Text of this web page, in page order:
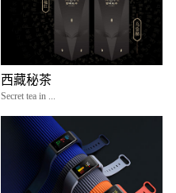
西藏秘茶
Secret tea in ...